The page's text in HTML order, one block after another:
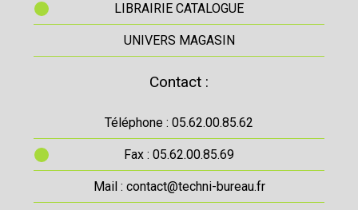
LIBRAIRIE CATALOGUE
UNIVERS MAGASIN
Contact :
Téléphone : 05.62.00.85.62
Fax : 05.62.00.85.69
Mail : contact@techni-bureau.fr